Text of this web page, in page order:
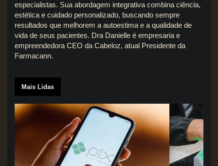
especialistas. Sua abordagem integrativa combina ciência,
estética e cuidado personalizado, buscando sempre
resultados que melhorem a autoestima e a qualidade de
vida de seus pacientes. Dra Danielle é empresaria e
empreendedora CEO da Cabeloz, atual Presidente da
Farmacann.
Mais Lidas